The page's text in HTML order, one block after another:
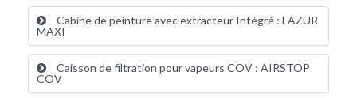
Cabine de peinture avec extracteur Intégré : LAZUR
MAXI
Caisson de filtration pour vapeurs COV : AIRSTOP
COV